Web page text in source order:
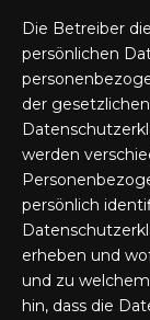
Die Betreiber
persönlichen
der
werden
persönlich
erheben und
und zu
hin, dass die